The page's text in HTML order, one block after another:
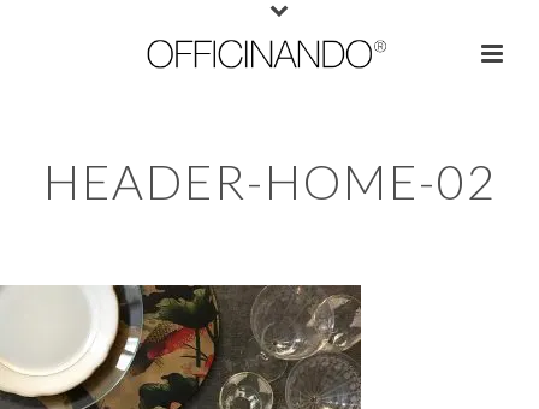
HEADER-HOME-02